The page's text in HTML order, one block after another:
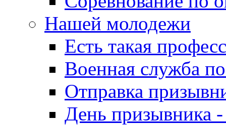
Нашей молодежи
Есть такая
Военная служба
Отправка
День призывника